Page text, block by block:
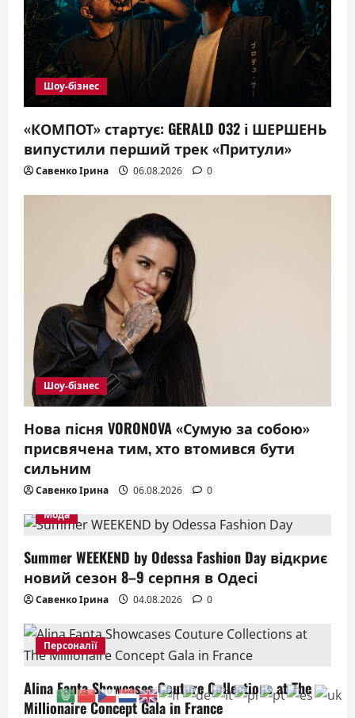
Шоу-бізнес
«КОМПОТ» стартує: GERALD 032 і ШЕРШЕНЬ
випустили перший трек «Притули»
Савенко Ірина 06.08.2026 0
Шоу-бізнес
Нова пісня VORONOVA «Сумую за собою»
присвячена тим, хто втомився бути
сильним
Савенко Ірина 06.08.2026
0
Мода
Summer WEEKEND by Odessa Fashion Day відкриє
новий сезон 8–9 серпня в Одесі
Савенко Ірина 04.08.2026 0
Персоналії
Alina Fanta Showcases Couture Collections at The
Millionaire Concept Gala in France